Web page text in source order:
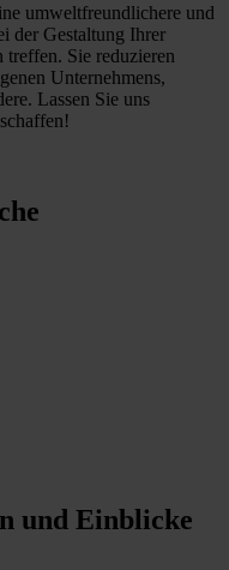
umweltfreundlichere und
der Gestaltung Ihrer
treffen. Sie reduzieren
Unternehmens,
Lassen Sie uns
und Einblicke